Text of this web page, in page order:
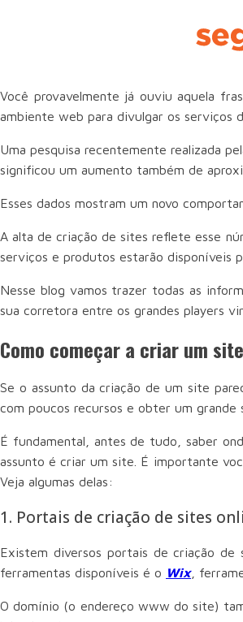
Você provavelmente já ouviu aquela
ambiente web para divulgar os serviços
Uma pesquisa recentemente realizada
significou um aumento também de
Esses dados mostram um novo
A alta de criação de sites reflete esse
serviços e produtos estarão disponíveis
Nesse blog vamos trazer todas as
sua corretora entre os grandes players
Como começar a criar um
Se o assunto da criação de um site
com poucos recursos e obter um
É fundamental, antes de tudo, saber
assunto é criar um site. É importante
Veja algumas delas:
1. Portais de criação de sites
Existem diversos portais de criação
ferramentas disponíveis é o Wix,
O domínio (o endereço www do site)